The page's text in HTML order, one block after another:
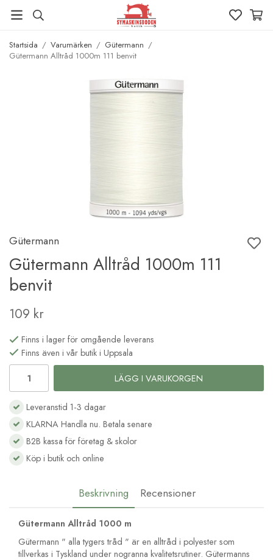
Startsida / Varumärken / Gütermann /
Gütermann Alltråd 1000m 111 benvit
Gütermann
Gütermann Alltråd 1000m 111
benvit
109 kr
Finns i lager för omgående leverans
Finns även i vår butik i Uppsala
LÄGG I VARUKORGEN
Leveranstid 1-3 dagar
KLARNA Handla nu. Betala senare
B2B kassa för företag & skolor
Köp i butik och online
Beskrivning Recensioner
Gütermann Alltråd 1000 m
Gütermann " alla tygers tråd " är en alltråd i polyester som
tillverkas i Tyskland under nogranna kvalitetsrutiner. Gütermanns